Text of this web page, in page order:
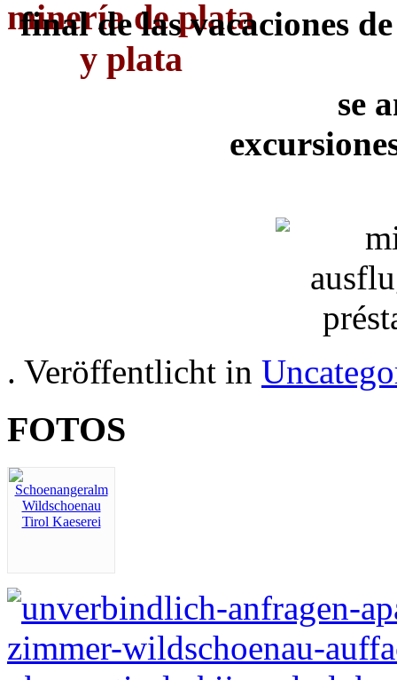
final de las vacaciones
se
. Veröffentlicht in
FOTOS